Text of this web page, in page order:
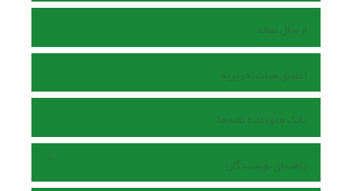
ارسال مقاله
اعضای هیات تحریریه
بانک ها و نمایه نامه ها
راهنمای نویسندگان